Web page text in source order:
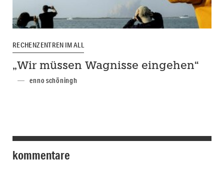
RECHENZENTREN IM ALL
„Wir müssen Wagnisse eingehen“
enno schöningh
kommentare